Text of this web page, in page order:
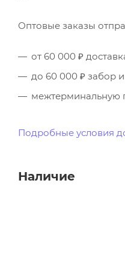
Оптовые заказы
от 60 000 ₽
до 60 000 ₽ забор
межтерминальную
Подробные условия
Наличие